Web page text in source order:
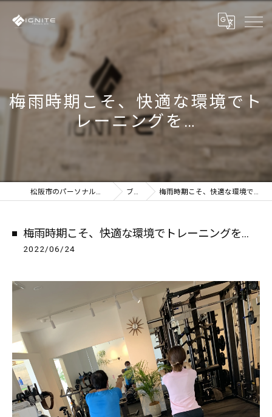
梅雨時期こそ、快適な環境でト
レーニングを…
松阪市のパーソナルジムならIGNITE ブログ 梅雨時期こそ、快適な環境でトレーニングを…
梅雨時期こそ、快適な環境でトレーニングを…
2022/06/24